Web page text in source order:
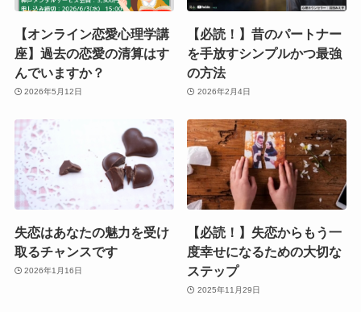
【オンライン恋愛心理学講
座】過去の恋愛の清算はす
んでいますか？
2026年5月12日
【必読！】昔のパートナー
を手放すシンプルかつ最強
の方法
2026年2月4日
失恋はあなたの魅力を受け
取るチャンスです
2026年1月16日
【必読！】失恋からもう一
度幸せになるための大切な
ステップ
2025年11月29日